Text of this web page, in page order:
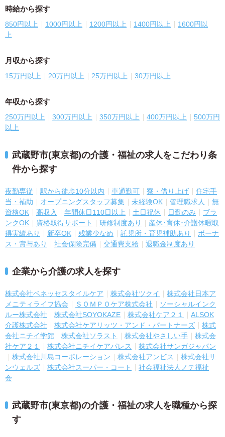
時給から探す
850円以上 1000円以上 1200円以上 1400円以上
1600円以
上
月収から探す
15万円以上 20万円以上 25万円以上 30万円以上
年収から探す
250万円以上 300万円以上 350万円以上 400万円以上
500万円
以上
武蔵野市(東京都)の介護・福祉の求人をこだわり条
件から探す
夜勤専従 駅から徒歩10分以内 車通勤可 寮・借り上げ
住宅手
当・補助
オープニングスタッフ募集 未経験OK 管理職求人
無
資格OK
高収入 年間休日110日以上 土日祝休 日勤のみ
ブラ
ンクOK
資格取得サポート 研修制度あり
産休･育休･介護休暇取
得実績あり
新卒OK 残業少なめ 託児所・育児補助あり
ボーナ
ス・賞与あり
社会保険完備 交通費支給 退職金制度あり
企業から介護の求人を探す
株式会社ベネッセスタイルケア 株式会社ツクイ
株式会社日本ア
メニティライフ協会
ＳＯＭＰＯケア株式会社
ソーシャルインク
ルー株式会社
株式会社SOYOKAZE 株式会社ケア２１
ALSOK
介護株式会社
株式会社ケアリッツ・アンド・パートナーズ
株式
会社ニチイ学館
株式会社ソラスト 株式会社やさしい手
株式会
社ケア２１
株式会社ニチイケアパレス
株式会社サンガジャパン
株式会社川島コーポレーション
株式会社アンビス
株式会社サ
ンウェルズ
株式会社スーパー・コート
社会福祉法人ノテ福祉
会
武蔵野市(東京都)の介護・福祉の求人を職種から探
す